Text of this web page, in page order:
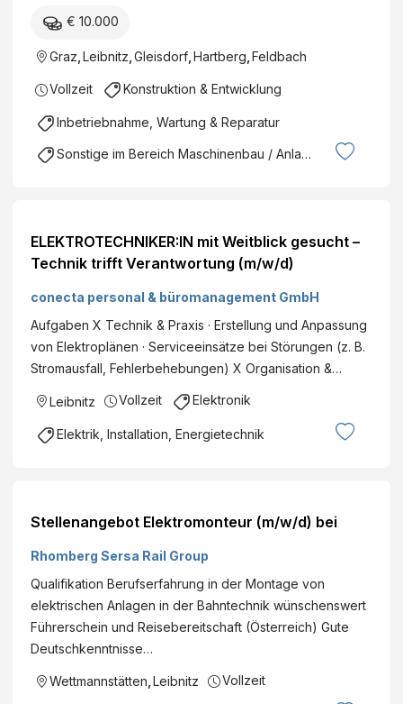
€ 10.000
Graz Leibnitz Gleisdorf Hartberg Feldbach
Vollzeit Konstruktion & Entwicklung
Inbetriebnahme, Wartung & Reparatur
Sonstige im Bereich Maschinenbau / Anlagenbau
ELEKTROTECHNIKER:IN mit Weitblick gesucht –
Technik trifft Verantwortung (m/w/d)
conecta personal & büromanagement GmbH
Aufgaben X Technik & Praxis · Erstellung und Anpassung
von Elektroplänen · Serviceeinsätze bei Störungen (z. B.
Stromausfall, Fehlerbehebungen) X Organisation &…
Leibnitz Vollzeit Elektronik
Elektrik, Installation, Energietechnik
Stellenangebot Elektromonteur (m/w/d) bei
Rhomberg Sersa Rail Group
Qualifikation Berufserfahrung in der Montage von
elektrischen Anlagen in der Bahntechnik wünschenswert
Führerschein und Reisebereitschaft (Österreich) Gute
Deutschkenntnisse…
Wettmannstätten Leibnitz Vollzeit